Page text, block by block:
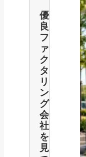
優
良
フ
ァ
ク
タ
リ
ン
グ
会
社
を
見